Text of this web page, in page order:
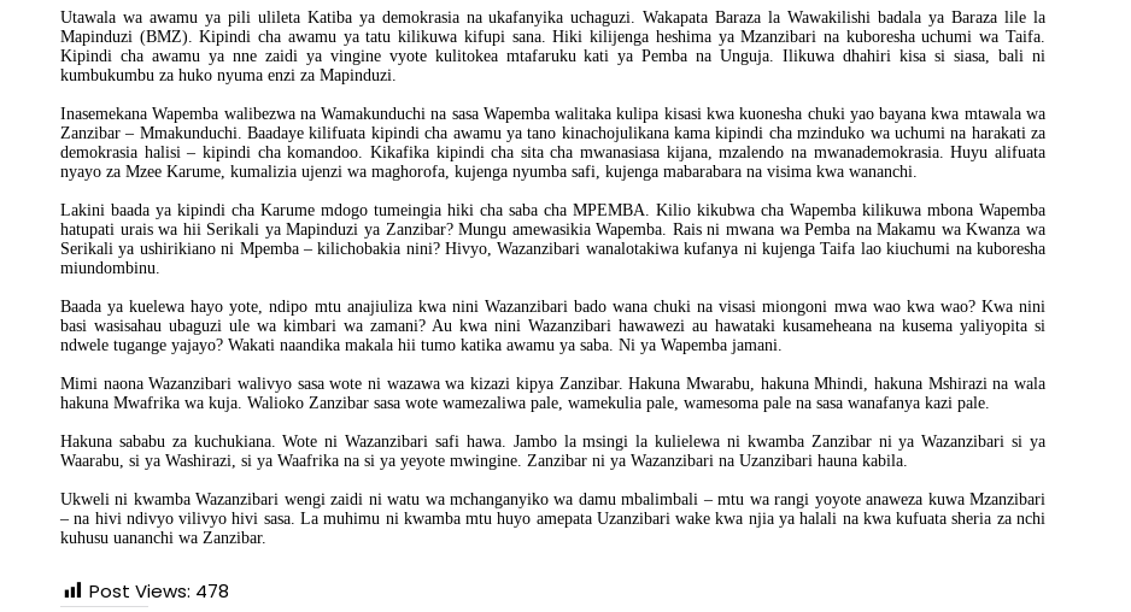
Utawala wa awamu ya pili ulileta Katiba ya demokrasia na ukafanyika uchaguzi. Wakapata Baraza la Wawakilishi badala ya Baraza lile la
Mapinduzi (BMZ). Kipindi cha awamu ya tatu kilikuwa kifupi sana. Hiki kilijenga heshima ya Mzanzibari na kuboresha uchumi wa Taifa.
Kipindi cha awamu ya nne zaidi ya vingine vyote kulitokea mtafaruku kati ya Pemba na Unguja. Ilikuwa dhahiri kisa si siasa, bali ni
kumbukumbu za huko nyuma enzi za Mapinduzi.
Inasemekana Wapemba walibezwa na Wamakunduchi na sasa Wapemba walitaka kulipa kisasi kwa kuonesha chuki yao bayana kwa mtawala wa
Zanzibar – Mmakunduchi. Baadaye kilifuata kipindi cha awamu ya tano kinachojulikana kama kipindi cha mzinduko wa uchumi na harakati za
demokrasia halisi – kipindi cha komandoo. Kikafika kipindi cha sita cha mwanasiasa kijana, mzalendo na mwanademokrasia. Huyu alifuata
nyayo za Mzee Karume, kumalizia ujenzi wa maghorofa, kujenga nyumba safi, kujenga mabarabara na visima kwa wananchi.
Lakini baada ya kipindi cha Karume mdogo tumeingia hiki cha saba cha MPEMBA. Kilio kikubwa cha Wapemba kilikuwa mbona Wapemba
hatupati urais wa hii Serikali ya Mapinduzi ya Zanzibar? Mungu amewasikia Wapemba. Rais ni mwana wa Pemba na Makamu wa Kwanza wa
Serikali ya ushirikiano ni Mpemba – kilichobakia nini? Hivyo, Wazanzibari wanalotakiwa kufanya ni kujenga Taifa lao kiuchumi na kuboresha
miundombinu.
Baada ya kuelewa hayo yote, ndipo mtu anajiuliza kwa nini Wazanzibari bado wana chuki na visasi miongoni mwa wao kwa wao? Kwa nini
basi wasisahau ubaguzi ule wa kimbari wa zamani? Au kwa nini Wazanzibari hawawezi au hawataki kusameheana na kusema yaliyopita si
ndwele tugange yajayo? Wakati naandika makala hii tumo katika awamu ya saba. Ni ya Wapemba jamani.
Mimi naona Wazanzibari walivyo sasa wote ni wazawa wa kizazi kipya Zanzibar. Hakuna Mwarabu, hakuna Mhindi, hakuna Mshirazi na wala
hakuna Mwafrika wa kuja. Walioko Zanzibar sasa wote wamezaliwa pale, wamekulia pale, wamesoma pale na sasa wanafanya kazi pale.
Hakuna sababu za kuchukiana. Wote ni Wazanzibari safi hawa. Jambo la msingi la kulielewa ni kwamba Zanzibar ni ya Wazanzibari si ya
Waarabu, si ya Washirazi, si ya Waafrika na si ya yeyote mwingine. Zanzibar ni ya Wazanzibari na Uzanzibari hauna kabila.
Ukweli ni kwamba Wazanzibari wengi zaidi ni watu wa mchanganyiko wa damu mbalimbali – mtu wa rangi yoyote anaweza kuwa Mzanzibari
– na hivi ndivyo vilivyo hivi sasa. La muhimu ni kwamba mtu huyo amepata Uzanzibari wake kwa njia ya halali na kwa kufuata sheria za nchi
kuhusu uananchi wa Zanzibar.
Post Views: 478